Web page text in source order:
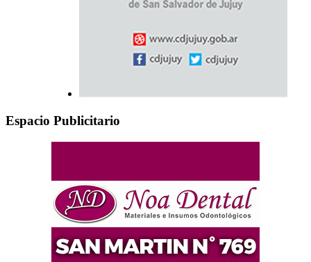
Espacio Publicitario